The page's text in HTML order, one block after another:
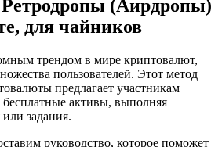
(Аирдропы)
для чайников
трендом в мире криптовалют,
пользователей. Этот метод
предлагает участникам
активы, выполняя
задания.
руководство, которое поможет